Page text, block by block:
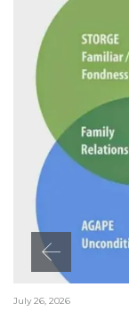
July 26, 2026